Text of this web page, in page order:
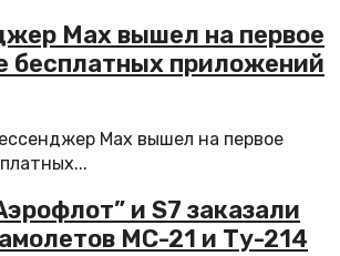
Max вышел на первое
бесплатных приложений
Max вышел на первое
и S7 заказали
МС-21 и Ту-214